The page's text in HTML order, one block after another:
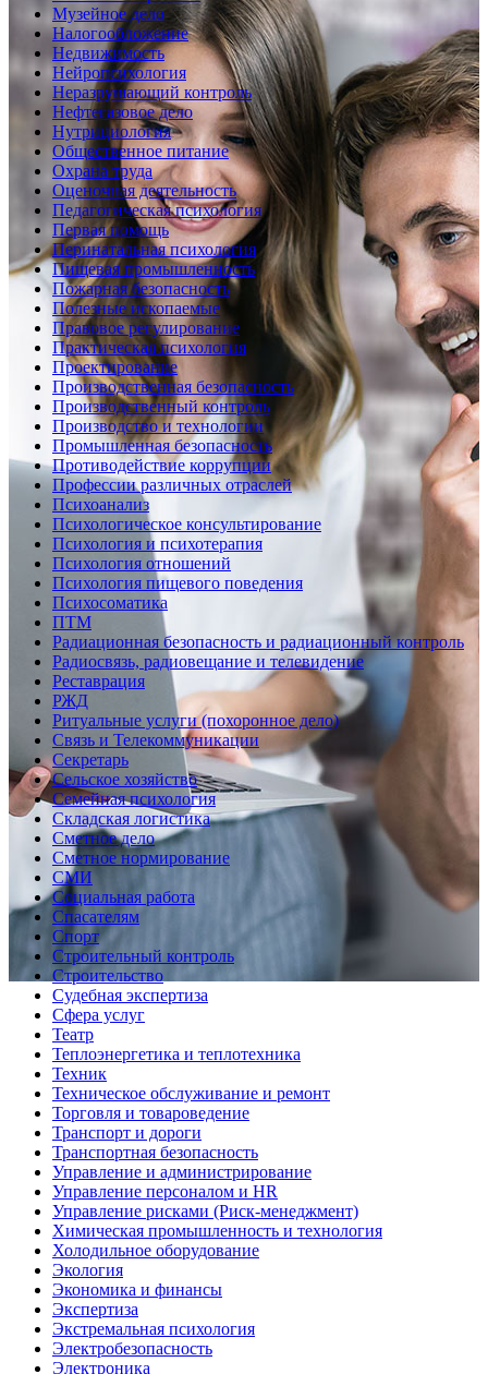
Музейное дело
Налогообложение
Недвижимость
Нейропсихология
Неразрушающий контроль
Нефтегазовое дело
Нутрициология
Общественное питание
Охрана труда
Оценочная деятельность
Педагогическая психология
Первая помощь
Перинатальная психология
Пищевая промышленность
Пожарная безопасность
Полезные ископаемые
Правовое регулирование
Практическая психология
Проектирование
Производственная безопасность
Производственный контроль
Производство и технологии
Промышленная безопасность
Противодействие коррупции
Профессии различных отраслей
Психоанализ
Психологическое консультирование
Психология и психотерапия
Психология отношений
Психология пищевого поведения
Психосоматика
ПТМ
Радиационная безопасность и радиационный контроль
Радиосвязь, радиовещание и телевидение
Реставрация
РЖД
Ритуальные услуги (похоронное дело)
Связь и Телекоммуникации
Секретарь
Сельское хозяйство
Семейная психология
Складская логистика
Сметное дело
Сметное нормирование
СМИ
Социальная работа
Спасателям
Спорт
Строительный контроль
Строительство
Судебная экспертиза
Сфера услуг
Театр
Теплоэнергетика и теплотехника
Техник
Техническое обслуживание и ремонт
Торговля и товароведение
Транспорт и дороги
Транспортная безопасность
Управление и администрирование
Управление персоналом и HR
Управление рисками (Риск-менеджмент)
Химическая промышленность и технология
Холодильное оборудование
Экология
Экономика и финансы
Экспертиза
Экстремальная психология
Электробезопасность
Электроника